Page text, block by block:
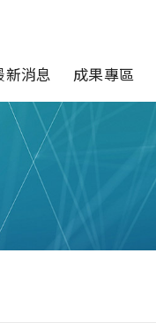
新消息 成果專區